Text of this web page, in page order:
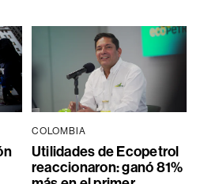
COLOMBIA
Utilidades de Ecopetrol
reaccionaron: ganó 81%